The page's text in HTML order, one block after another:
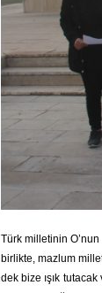
Türk milletinin
birlikte, mazlum
dek bize ışık